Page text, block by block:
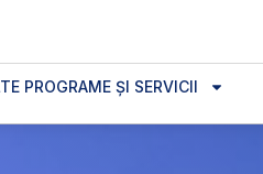
PROGRAME ȘI SERVICII